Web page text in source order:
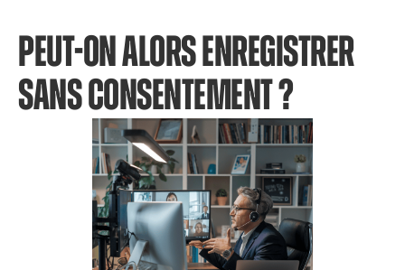
PEUT-ON ALORS ENREGISTRER
SANS CONSENTEMENT ?